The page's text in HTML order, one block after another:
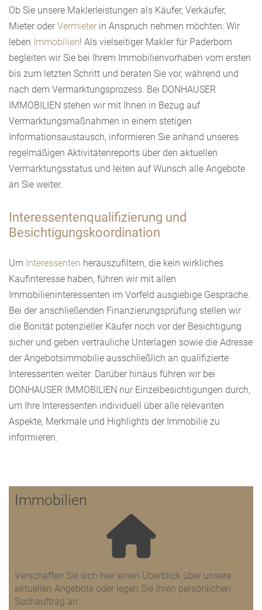
Ob Sie unsere Maklerleistungen als Käufer, Verkäufer,
Mieter oder Vermieter in Anspruch nehmen möchten: Wir
leben Immobilien! Als vielseitiger Makler für Paderborn
begleiten wir Sie bei Ihrem Immobilienvorhaben vom ersten
bis zum letzten Schritt und beraten Sie vor, während und
nach dem Vermarktungsprozess. Bei DONHAUSER
IMMOBILIEN stehen wir mit Ihnen in Bezug auf
Vermarktungsmaßnahmen in einem stetigen
Informationsaustausch, informieren Sie anhand unseres
regelmäßigen Aktivitätenreports über den aktuellen
Vermarktungsstatus und leiten auf Wunsch alle Angebote
an Sie weiter.
Interessentenqualifizierung und
Besichtigungskoordination
Um Interessenten herauszufiltern, die kein wirkliches
Kaufinteresse haben, führen wir mit allen
Immobilieninteressenten im Vorfeld ausgiebige Gespräche.
Bei der anschließenden Finanzierungsprüfung stellen wir
die Bonität potenzieller Käufer noch vor der Besichtigung
sicher und geben vertrauliche Unterlagen sowie die Adresse
der Angebotsimmobilie ausschließlich an qualifizierte
Interessenten weiter. Darüber hinaus führen wir bei
DONHAUSER IMMOBILIEN nur Einzelbesichtigungen durch,
um Ihre Interessenten individuell über alle relevanten
Aspekte, Merkmale und Highlights der Immobilie zu
informieren.
Immobilien
Verschaffen Sie sich hier einen Überblick über unsere
aktuellen Angebote oder legen Sie Ihren persönlichen
Suchauftrag an.